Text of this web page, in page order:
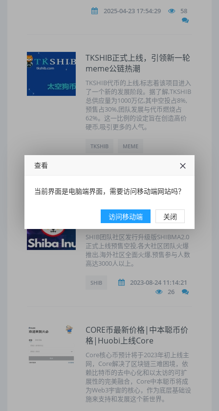
2025-04-23 17:54:29 58
TKSHIB正式上线，引领新一轮
meme公链热潮
TKSHIB代币的上线,标志着该项目进入
了一个新的发展阶段。据了解,TKSHIB
总供应量为1000万亿,其中空投占8%,
预售占30%,团队发展与代币燃烧占
62%。这一比例的设定旨在创造高价
硬币,吸引更多的人气。
TKSHIB MEME
45
SHIB升级版SHIBMA2.0即将上
线抹茶MXC 海外市场掀起热潮
SHIB团队社区发行升级版SHIBMA2.0
正式上线预售空投,各大社区团队火爆
推出,海外社区全面火爆,预售参与人数
高达3000人以上。
SHIB
2023-08-24 11:14:21
26
CORE币最新价格|中本聪币价
格|Huobi上线Core
Core核心币预计将于2023年初上线主
网，Core解决了区块链三难困境，依
赖比特币的去中心化和以太访的可扩
展性的完美融合，Core中本聪币将成
为Web3宇宙的核心，作为底层基础设
施来支持和发展这个新世界。
查看
当前界面是电脑端界面，需要访问移动端网站吗？
访问移动端 关闭